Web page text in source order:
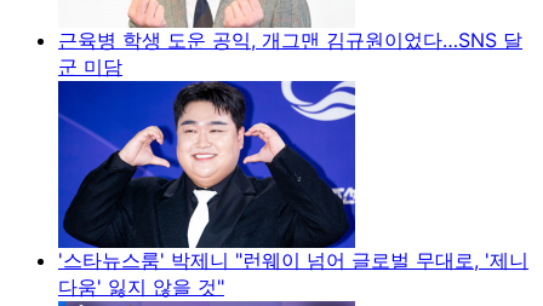
근육병 학생 도운 공익, 개그맨 김규원이었다…SNS 달
군 미담
'스타뉴스룸' 박제니 "런웨이 넘어 글로벌 무대로, '제니
다움' 잃지 않을 것"